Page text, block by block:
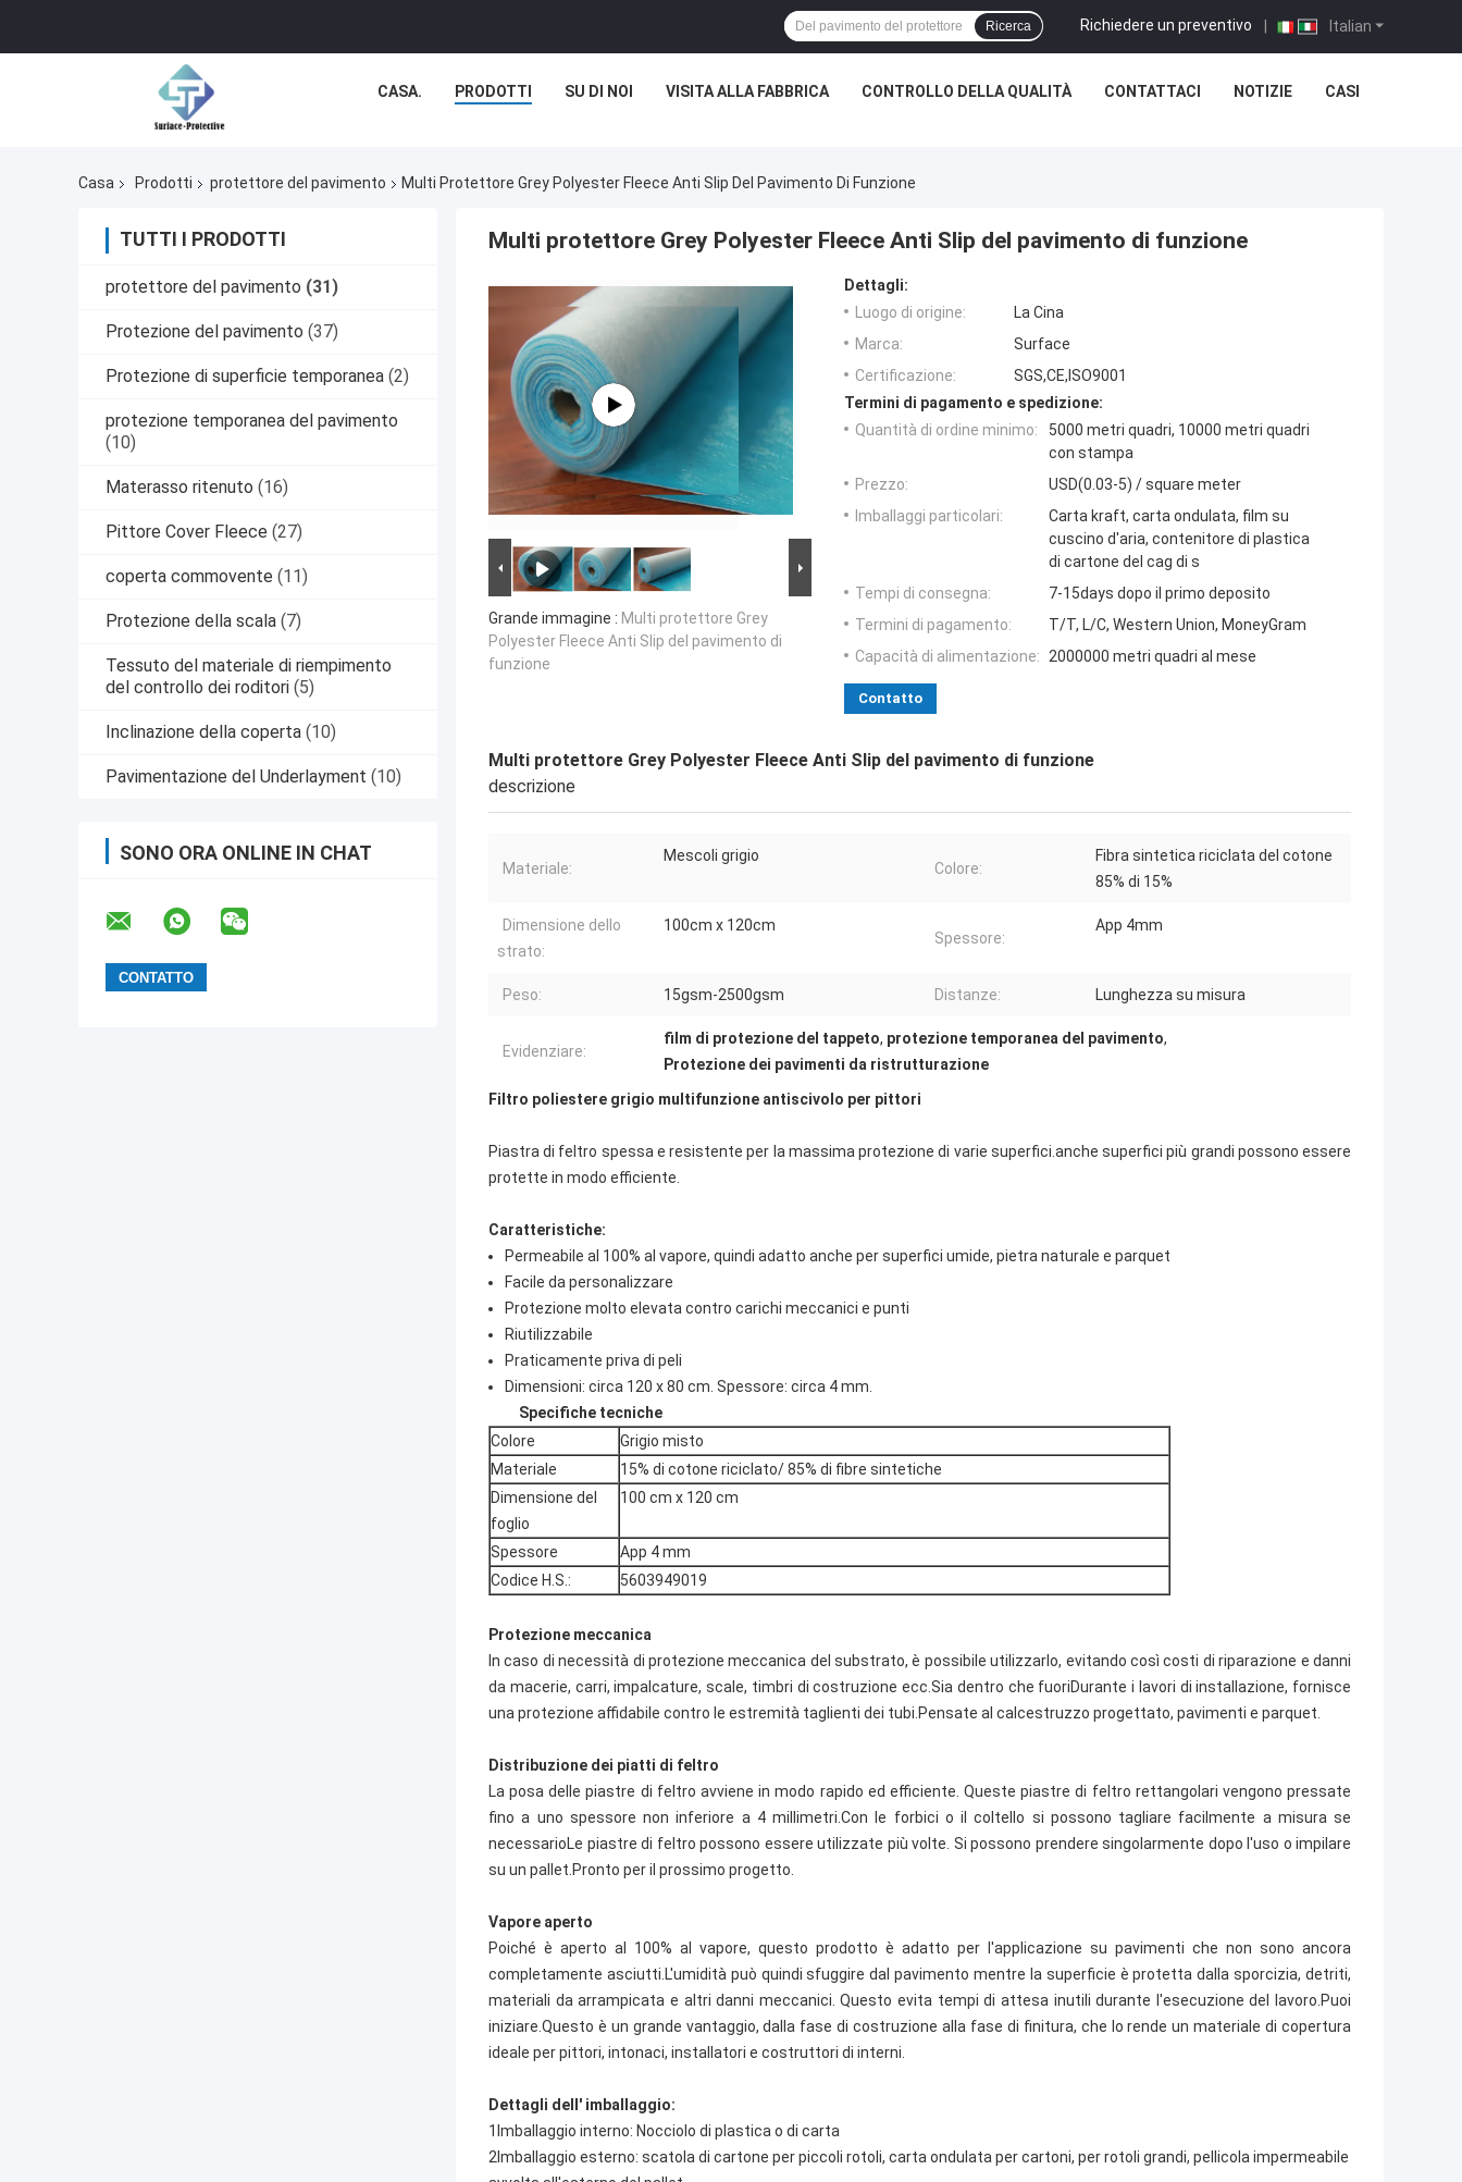
Italian
Richiedere un preventivo |
Ricerca
CASA. PRODOTTI SU DI NOI VISITA ALLA FABBRICA CONTROLLO DELLA QUALITÀ CONTATTACI NOTIZIE CASI
Casa Prodotti protettore del pavimento Multi Protettore Grey Polyester Fleece Anti Slip Del Pavimento Di Funzione
TUTTI I PRODOTTI
protettore del pavimento (31)
Protezione del pavimento (37)
Protezione di superficie temporanea (2)
protezione temporanea del pavimento
(10)
Materasso ritenuto (16)
Pittore Cover Fleece (27)
coperta commovente (11)
Protezione della scala (7)
Tessuto del materiale di riempimento
del controllo dei roditori (5)
Inclinazione della coperta (10)
Pavimentazione del Underlayment (10)
SONO ORA ONLINE IN CHAT
Multi protettore Grey Polyester Fleece Anti Slip del pavimento di funzione
Grande immagine : Multi protettore Grey
Polyester Fleece Anti Slip del pavimento di
funzione
Dettagli:
Luogo di origine:
La Cina
Marca:
Surface
Certificazione:
SGS,CE,ISO9001
Termini di pagamento e spedizione:
Quantità di ordine minimo:
5000 metri quadri, 10000 metri quadri
con stampa
Prezzo:
USD(0.03-5) / square meter
Imballaggi particolari:
Carta kraft, carta ondulata, film su
cuscino d'aria, contenitore di plastica
di cartone del cag di s
Tempi di consegna:
7-15days dopo il primo deposito
Termini di pagamento:
T/T, L/C, Western Union, MoneyGram
Capacità di alimentazione: 2000000 metri quadri al mese
Contatto
Multi protettore Grey Polyester Fleece Anti Slip del pavimento di funzione
descrizione
Materiale:
Mescoli grigio
Colore:
Fibra sintetica riciclata del cotone
85% di 15%
Dimensione dello
strato:
100cm x 120cm
Spessore:
App 4mm
Peso: 15gsm-2500gsm Distanze: Lunghezza su misura
Evidenziare:
film di protezione del tappeto, protezione temporanea del pavimento,
Protezione dei pavimenti da ristrutturazione
Filtro poliestere grigio multifunzione antiscivolo per pittori
Piastra di feltro spessa e resistente per la massima protezione di varie superfici.anche superfici più grandi possono essere
protette in modo efficiente.
Caratteristiche:
Permeabile al 100% al vapore, quindi adatto anche per superfici umide, pietra naturale e parquet
Facile da personalizzare
Protezione molto elevata contro carichi meccanici e punti
Riutilizzabile
Praticamente priva di peli
Dimensioni: circa 120 x 80 cm. Spessore: circa 4 mm.
Specifiche tecniche
Colore
Grigio misto
Materiale
15% di cotone riciclato/ 85% di fibre sintetiche
Dimensione del
foglio
100 cm x 120 cm
Spessore
App 4 mm
Codice H.S.:
5603949019
Protezione meccanica
In caso di necessità di protezione meccanica del substrato, è possibile utilizzarlo, evitando così costi di riparazione e danni
da macerie, carri, impalcature, scale, timbri di costruzione ecc.Sia dentro che fuoriDurante i lavori di installazione, fornisce
una protezione affidabile contro le estremità taglienti dei tubi.Pensate al calcestruzzo progettato, pavimenti e parquet.
Distribuzione dei piatti di feltro
La posa delle piastre di feltro avviene in modo rapido ed efficiente. Queste piastre di feltro rettangolari vengono pressate
fino a uno spessore non inferiore a 4 millimetri.Con le forbici o il coltello si possono tagliare facilmente a misura se
necessarioLe piastre di feltro possono essere utilizzate più volte. Si possono prendere singolarmente dopo l'uso o impilare
su un pallet.Pronto per il prossimo progetto.
Vapore aperto
Poiché è aperto al 100% al vapore, questo prodotto è adatto per l'applicazione su pavimenti che non sono ancora
completamente asciutti.L'umidità può quindi sfuggire dal pavimento mentre la superficie è protetta dalla sporcizia, detriti,
materiali da arrampicata e altri danni meccanici. Questo evita tempi di attesa inutili durante l'esecuzione del lavoro.Puoi
iniziare.Questo è un grande vantaggio, dalla fase di costruzione alla fase di finitura, che lo rende un materiale di copertura
ideale per pittori, intonaci, installatori e costruttori di interni.
Dettagli dell' imballaggio:
1Imballaggio interno: Nocciolo di plastica o di carta
2Imballaggio esterno: scatola di cartone per piccoli rotoli, carta ondulata per cartoni, per rotoli grandi, pellicola impermeabile